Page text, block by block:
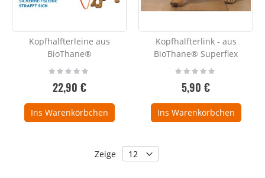
Kopfhalfterleine aus
BioThane®
Rating:
0%
22,90 €
Ins Warenkörbchen
Kopfhalfterlink - aus
BioThane® Superflex
Rating:
0%
5,90 €
Ins Warenkörbchen
Zeige